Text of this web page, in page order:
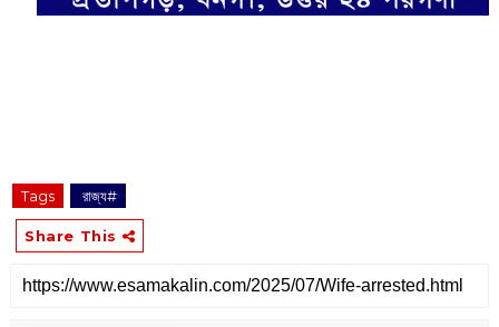
Tags ‌ রাজ্য#
Share This